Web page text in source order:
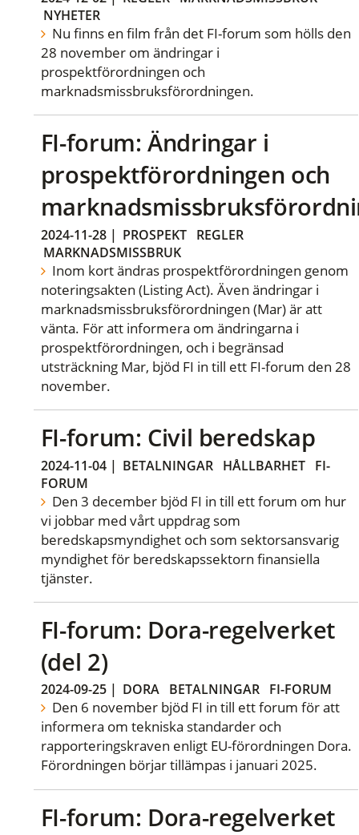
NYHETER
Nu finns en film från det FI-forum som hölls den
28 november om ändringar i
prospektförordningen och
marknadsmissbruksförordningen.
FI-forum: Ändringar i
prospektförordningen och
2024-11-28| PROSPEKT
REGLER
MARKNADSMISSBRUK
Inom kort ändras prospektförordningen genom
noteringsakten (Listing Act). Även ändringar i
marknadsmissbruksförordningen (Mar) är att
vänta. För att informera om ändringarna i
prospektförordningen, och i begränsad
utsträckning Mar, bjöd FI in till ett FI-forum den 28
november.
FI-forum: Civil beredskap
2024-11-04| BETALNINGAR HÅLLBARHET
FI-
FORUM
Den 3 december bjöd FI in till ett forum om hur
vi jobbar med vårt uppdrag som
beredskapsmyndighet och som sektorsansvarig
myndighet för beredskapssektorn finansiella
tjänster.
FI-forum: Dora-regelverket
(del 2)
2024-09-25| DORA BETALNINGAR FI-FORUM
Den 6 november bjöd FI in till ett forum för att
informera om tekniska standarder och
rapporteringskraven enligt EU-förordningen Dora.
Förordningen börjar tillämpas i januari 2025.
FI-forum: Dora-regelverket